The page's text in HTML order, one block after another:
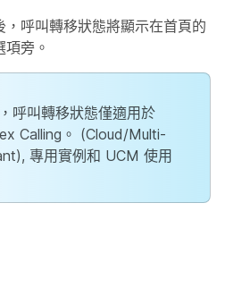
，呼叫轉移狀態將顯示在首頁的
項旁。
呼叫轉移狀態僅適用於
Calling。 (Cloud/Multi-
專用實例和 UCM 使用